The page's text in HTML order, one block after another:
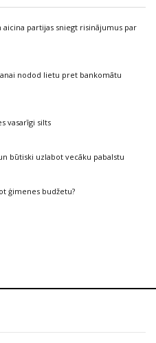
partijas sniegt risinājumus par
nodod lietu pret bankomātu
vasarīgi silts
būtiski uzlabot vecāku pabalstu
ģimenes budžetu?